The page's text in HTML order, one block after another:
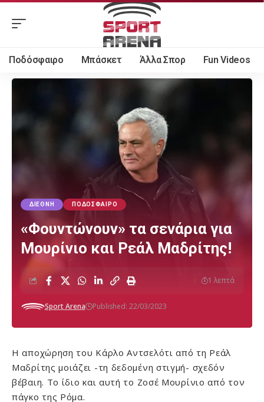
Ποδόσφαιρο Μπάσκετ Άλλα Σπορ Fun Videos
ΔΙΕΘΝΉ ΠΟΔΌΣΦΑΙΡΟ
«Φουντώνουν» τα σενάρια για
Μουρίνιο και Ρεάλ Μαδρίτης!
Sport Arena Published: 22/03/2023
1 λεπτά
Η αποχώρηση του Κάρλο Αντσελότι από τη Ρεάλ
Μαδρίτης μοιάζει -τη δεδομένη στιγμή- σχεδόν
βέβαιη. Το ίδιο και αυτή το Ζοσέ Μουρίνιο από τον
πάγκο της Ρόμα.